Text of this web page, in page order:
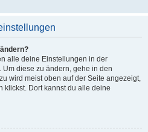
alle deine Einstellungen in der
diese zu ändern, gehe in den
wird meist oben auf der Seite angezeigt,
klickst. Dort kannst du alle deine